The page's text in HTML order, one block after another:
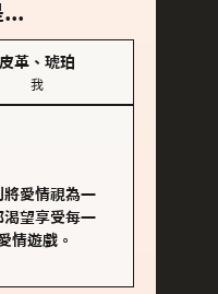
...
皮革、琥珀
我
將愛情視為一
渴望享受每一
情遊戲。